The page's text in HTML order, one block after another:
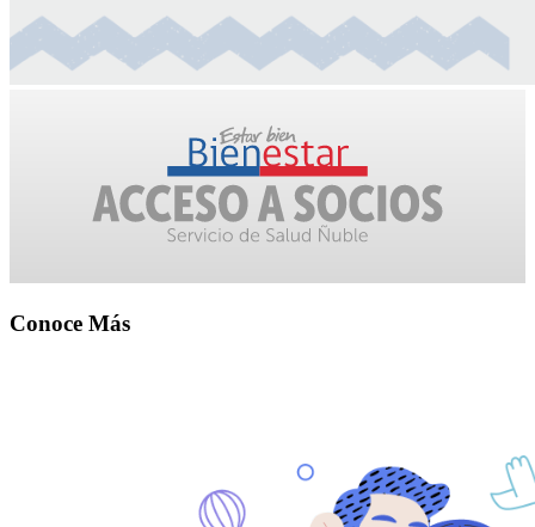
Conoce Más